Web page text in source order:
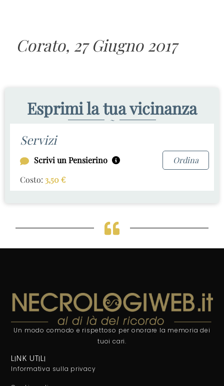
Corato, 27 Giugno 2017
Esprimi la tua vicinanza
~
Servizi
Scrivi un Pensierino
Ordina
Costo: 3,50€
Un modo comodo e rispettoso per onorare la memoria dei
tuoi cari.
LINK UTILI
Informativa sulla privacy